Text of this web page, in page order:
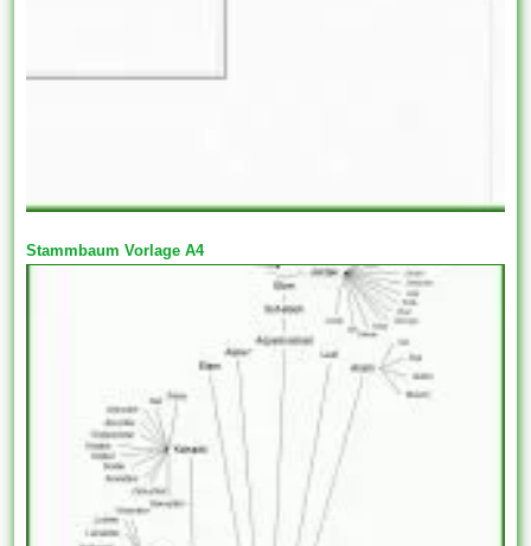
Stammbaum Vorlage A4